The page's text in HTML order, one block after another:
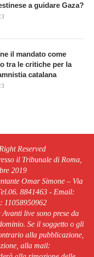
a guidare Gaza?
il mandato come
tra le critiche per la
catalana
Reserved
il Tribunale di Roma,
2019
Omar Simone – Via
8841463 - Email:
11058950962
live sono prese da
Se il soggetto o gli
alla pubblicazione,
alla mail: